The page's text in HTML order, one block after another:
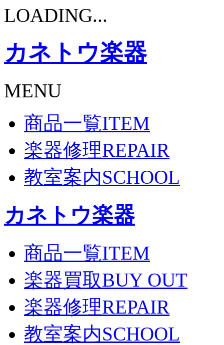
LOADING...
カネトウ楽器
MENU
商品一覧ITEM
楽器修理REPAIR
教室案内SCHOOL
カネトウ楽器
商品一覧ITEM
楽器買取BUY OUT
楽器修理REPAIR
教室案内SCHOOL